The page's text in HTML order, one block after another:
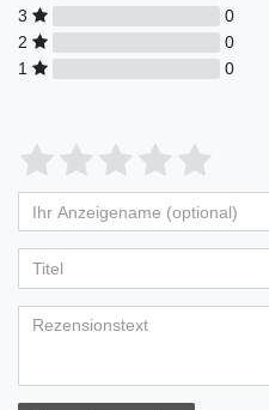
3
0
2
0
1
0